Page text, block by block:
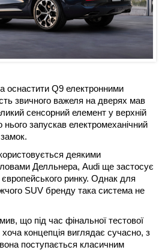
оснастити Q9 електронними
звичного важеля на дверях мав
сенсорний елемент у верхній
запускав електромеханічний
деякими
Делльнера, Audi ще застосує
європейського ринку. Однак для
SUV бренду така система не
що під час фінальної тестової
концепція виглядає сучасно, з
поступається класичним